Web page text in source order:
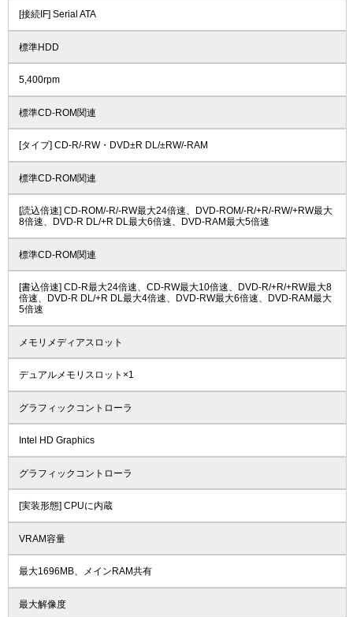
[接続IF] Serial ATA
標準HDD
5,400rpm
標準CD-ROM関連
[タイプ] CD-R/-RW・DVD±R DL/±RW/-RAM
標準CD-ROM関連
[読込倍速] CD-ROM/-R/-RW最大24倍速、DVD-ROM/-R/+R/-RW/+RW最大
8倍速、DVD-R DL/+R DL最大6倍速、DVD-RAM最大5倍速
標準CD-ROM関連
[書込倍速] CD-R最大24倍速、CD-RW最大10倍速、DVD-R/+R/+RW最大8
倍速、DVD-R DL/+R DL最大4倍速、DVD-RW最大6倍速、DVD-RAM最大
5倍速
メモリメディアスロット
デュアルメモリスロット×1
グラフィックコントローラ
Intel HD Graphics
グラフィックコントローラ
[実装形態] CPUに内蔵
VRAM容量
最大1696MB、メインRAM共有
最大解像度